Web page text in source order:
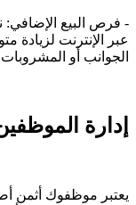
- فرص البيع الإضافي:
عبر الإنترنت لزيادة
الجوانب أو المشروبات
إدارة
يعتبر موظفوك أثمن